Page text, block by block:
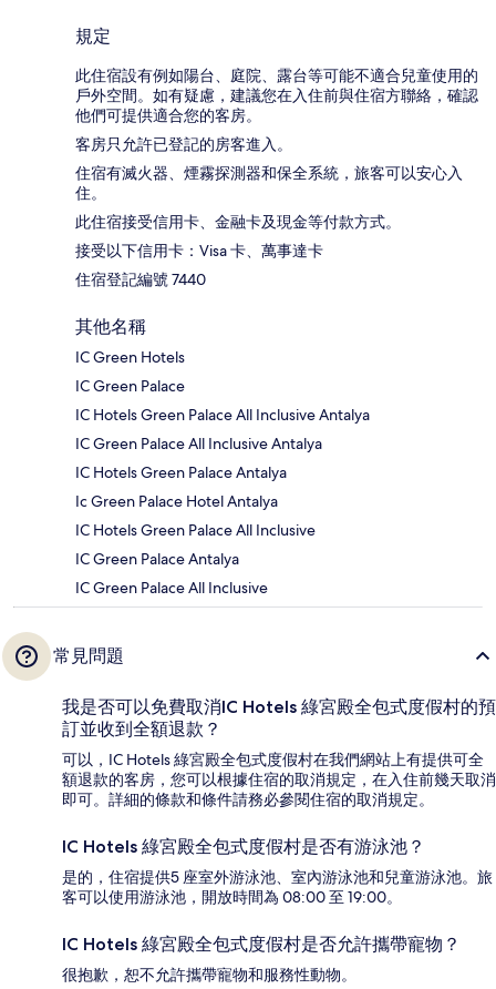
規定
此住宿設有例如陽台、庭院、露台等可能不適合兒童使用的
戶外空間。如有疑慮，建議您在入住前與住宿方聯絡，確認
他們可提供適合您的客房。
客房只允許已登記的房客進入。
住宿有滅火器、煙霧探測器和保全系統，旅客可以安心入
住。
此住宿接受信用卡、金融卡及現金等付款方式。
接受以下信用卡：Visa 卡、萬事達卡
住宿登記編號 7440
其他名稱
IC Green Hotels
IC Green Palace
IC Hotels Green Palace All Inclusive Antalya
IC Green Palace All Inclusive Antalya
IC Hotels Green Palace Antalya
Ic Green Palace Hotel Antalya
IC Hotels Green Palace All Inclusive
IC Green Palace Antalya
IC Green Palace All Inclusive
常見問題
我是否可以免費取消IC Hotels 綠宮殿全包式度假村的預
訂並收到全額退款？
可以，IC Hotels 綠宮殿全包式度假村在我們網站上有提供可全
額退款的客房，您可以根據住宿的取消規定，在入住前幾天取消
即可。詳細的條款和條件請務必參閱住宿的取消規定。
IC Hotels 綠宮殿全包式度假村是否有游泳池？
是的，住宿提供5 座室外游泳池、室內游泳池和兒童游泳池。旅
客可以使用游泳池，開放時間為 08:00 至 19:00。
IC Hotels 綠宮殿全包式度假村是否允許攜帶寵物？
很抱歉，恕不允許攜帶寵物和服務性動物。